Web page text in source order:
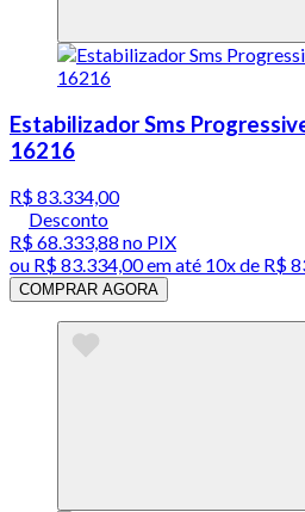
Estabilizador Sms
16216
R$ 83.334,00
Desconto
R$ 68.333,88 no PIX
ou R$ 83.334,00em até 10x de R$
COMPRAR AGORA